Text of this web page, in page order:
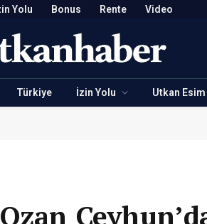
Yolu Bonus Rente Video
Türkiye İzin Yolu Utkan Esim